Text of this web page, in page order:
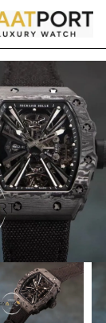
tıklayın